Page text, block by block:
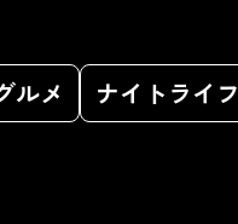
ルメ ナイトライフ